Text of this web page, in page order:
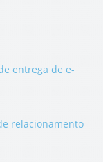
entrega de e-
relacionamento